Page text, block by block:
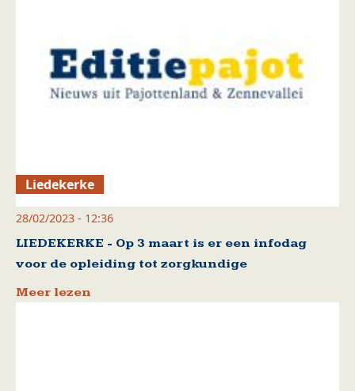
Liedekerke
28/02/2023 - 12:36
LIEDEKERKE - Op 3 maart is er een infodag
voor de opleiding tot zorgkundige
Meer lezen